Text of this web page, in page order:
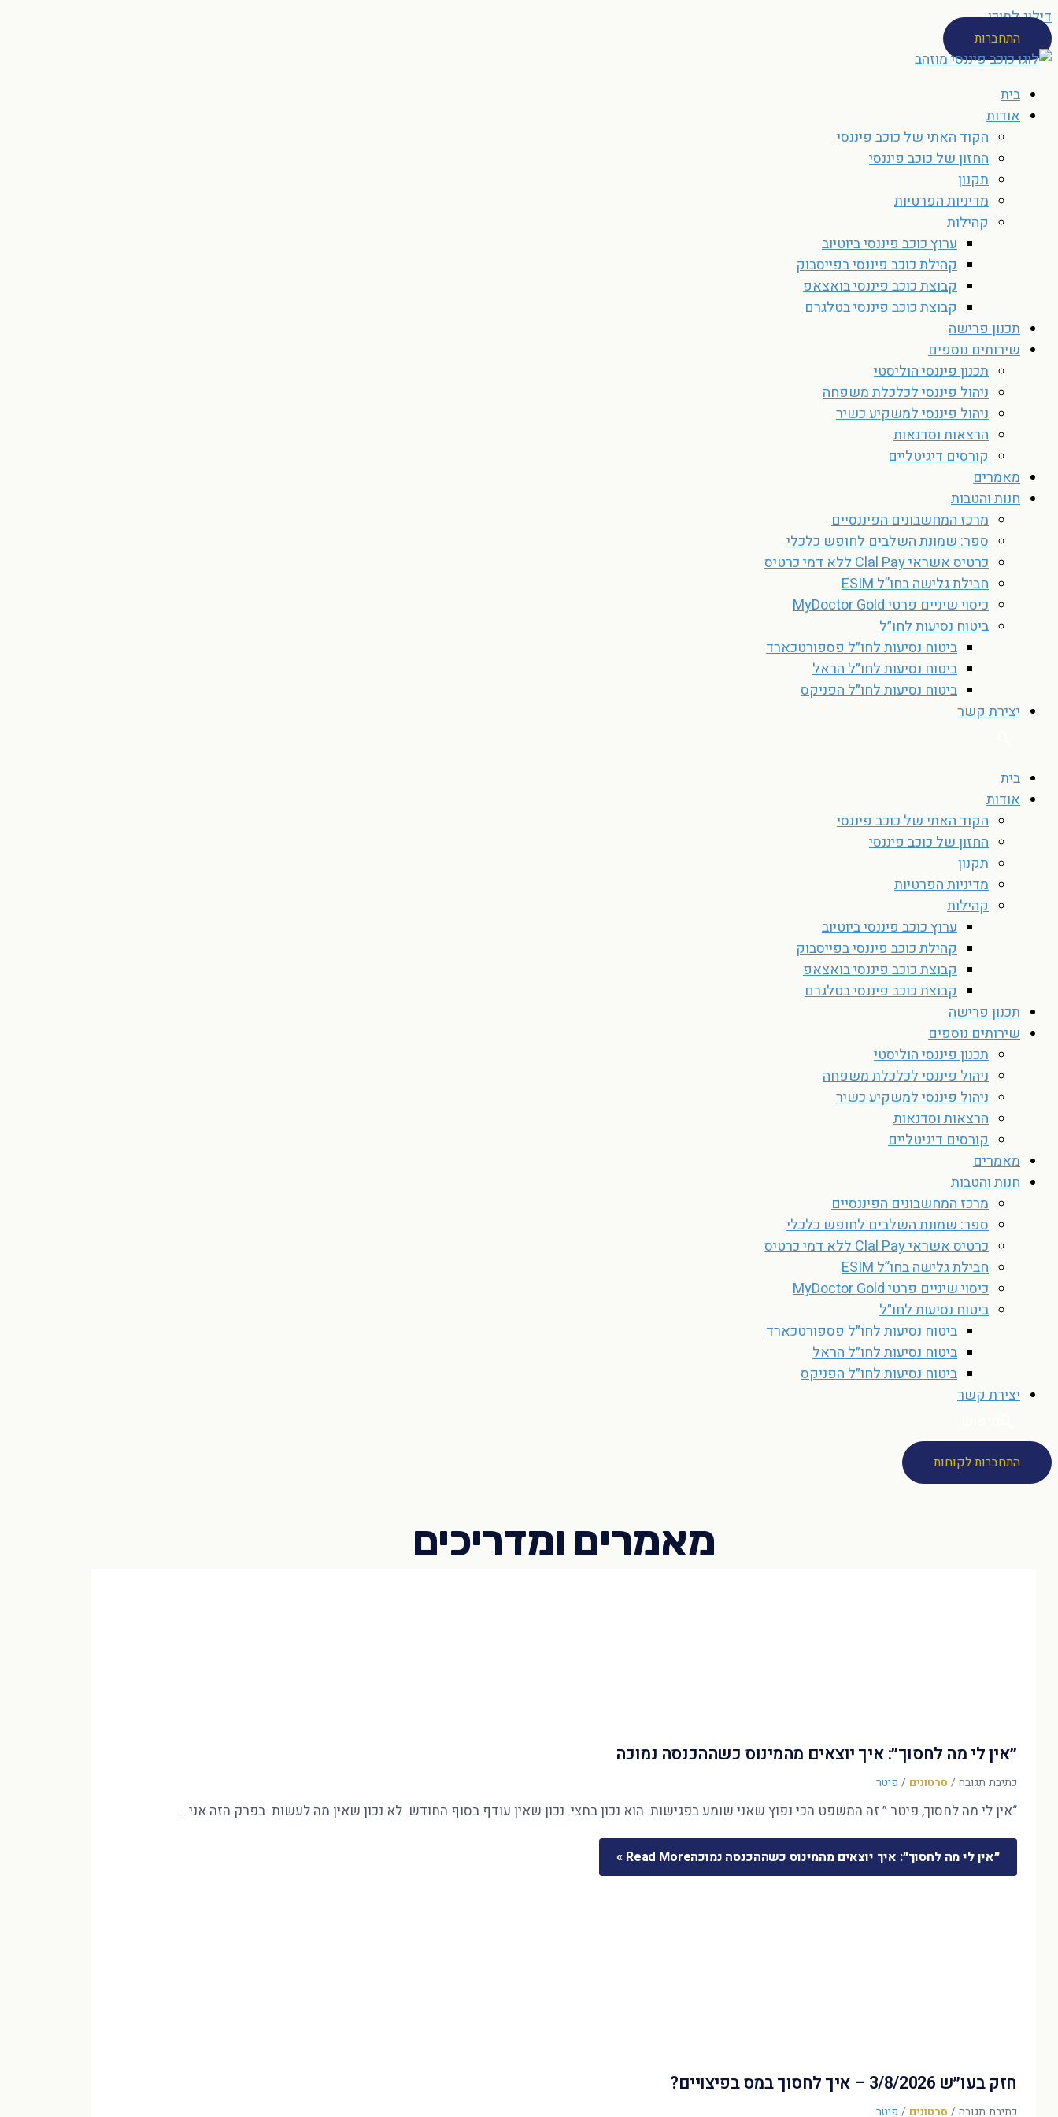
דילוג לתוכן
התחברות
בית
אודות
הקוד האתי של כוכב פיננסי
החזון של כוכב פיננסי
תקנון
מדיניות הפרטיות
קהילות
ערוץ כוכב פיננסי ביוטיוב
קהילת כוכב פיננסי בפייסבוק
קבוצת כוכב פיננסי בואצאפ
קבוצת כוכב פיננסי בטלגרם
תכנון פרישה
שירותים נוספים
תכנון פיננסי הוליסטי
ניהול פיננסי לכלכלת משפחה
ניהול פיננסי למשקיע כשיר
הרצאות וסדנאות
קורסים דיגיטליים
מאמרים
חנות והטבות
מרכז המחשבונים הפיננסיים
ספר: שמונת השלבים לחופש כלכלי
כרטיס אשראי Clal Pay ללא דמי כרטיס
חבילת גלישה בחו”ל ESIM
כיסוי שיניים פרטי MyDoctor Gold
ביטוח נסיעות לחו״ל
ביטוח נסיעות לחו״ל פספורטכארד
ביטוח נסיעות לחו״ל הראל
ביטוח נסיעות לחו״ל הפניקס
יצירת קשר
בית
אודות
הקוד האתי של כוכב פיננסי
החזון של כוכב פיננסי
תקנון
מדיניות הפרטיות
קהילות
ערוץ כוכב פיננסי ביוטיוב
קהילת כוכב פיננסי בפייסבוק
קבוצת כוכב פיננסי בואצאפ
קבוצת כוכב פיננסי בטלגרם
תכנון פרישה
שירותים נוספים
תכנון פיננסי הוליסטי
ניהול פיננסי לכלכלת משפחה
ניהול פיננסי למשקיע כשיר
הרצאות וסדנאות
קורסים דיגיטליים
מאמרים
חנות והטבות
מרכז המחשבונים הפיננסיים
ספר: שמונת השלבים לחופש כלכלי
כרטיס אשראי Clal Pay ללא דמי כרטיס
חבילת גלישה בחו”ל ESIM
כיסוי שיניים פרטי MyDoctor Gold
ביטוח נסיעות לחו״ל
ביטוח נסיעות לחו״ל פספורטכארד
ביטוח נסיעות לחו״ל הראל
ביטוח נסיעות לחו״ל הפניקס
יצירת קשר
התחברות לקוחות
״אין לי מה לחסוך״: איך יוצאים מהמינוס כשההכנסה נמוכה
כתיבת תגובה/ סרטונים / פיטר
“אין לי מה לחסוך, פיטר.” זה המשפט הכי נפוץ שאני שומע בפגישות. הוא נכון בחצי. נכון שאין עודף בסוף החודש. לא נכון שאין מה לעשות. בפרק הזה אני …
״אין לי מה לחסוך״: איך יוצאים מהמינוס כשההכנסה נמוכהRead More »
חזק בעו״ש 3/8/2026 – איך לחסוך במס בפיצויים?
כתיבת תגובה/ סרטונים / פיטר